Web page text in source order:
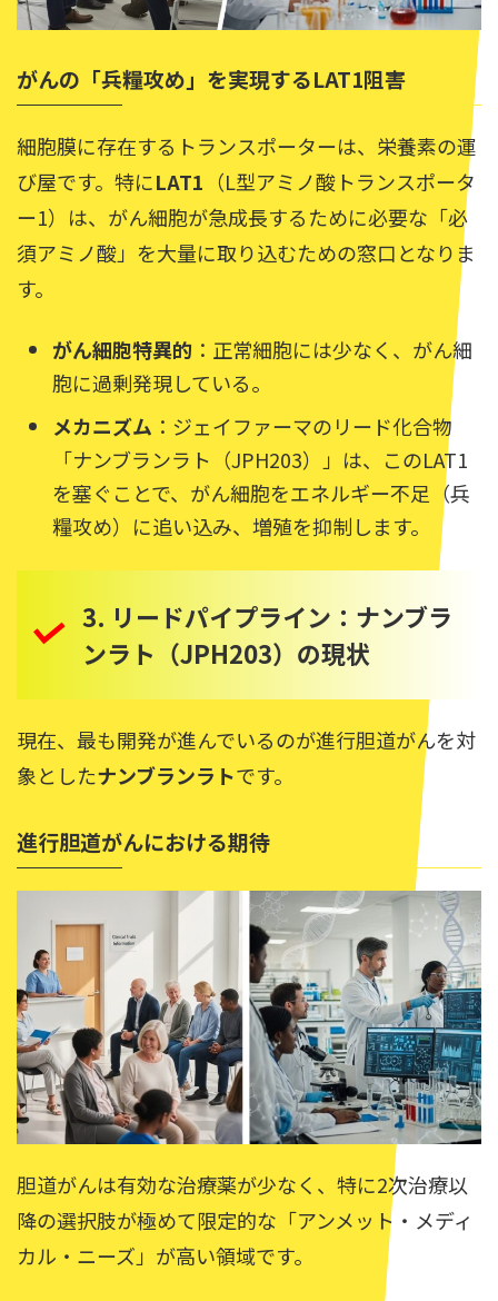
がんの「兵糧攻め」を実現するLAT1阻害
細胞膜に存在するトランスポーターは、栄養素の運
び屋です。特にLAT1 （L型アミノ酸トランスポータ
ー1）は、がん細胞が急成長するために必要な「必
須アミノ酸」を大量に取り込むための窓口となりま
す。
がん細胞特異的 ：正常細胞には少なく、がん細
胞に過剰発現している。
メカニズム ：ジェイファーマのリード化合物
「ナンブランラト（JPH203）」は、このLAT1
を塞ぐことで、がん細胞をエネルギー不足（兵
糧攻め）に追い込み、増殖を抑制します。
3. リードパイプライン：ナンブラ
ンラト（JPH203）の現状
現在、最も開発が進んでいるのが進行胆道がんを対
象としたナンブランラトです。
進行胆道がんにおける期待
胆道がんは有効な治療薬が少なく、特に2次治療以
降の選択肢が極めて限定的な「アンメット・メディ
カル・ニーズ」が高い領域です。